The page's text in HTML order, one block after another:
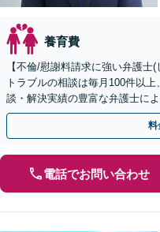
養育費
【不倫/慰謝料請求に強い弁護
トラブルの相談は毎月100件以
談・解決実績の豊富な弁護士に
倫相談は初回0円】【全国対応】
料
電話でお問い合わせ